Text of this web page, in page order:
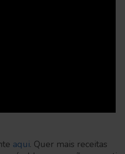
aqui. Quer mais receitas